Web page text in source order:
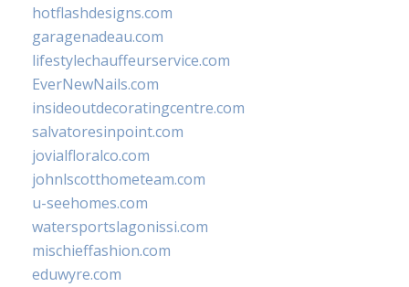
hotflashdesigns.com
garagenadeau.com
lifestylechauffeurservice.com
EverNewNails.com
insideoutdecoratingcentre.com
salvatoresinpoint.com
jovialfloralco.com
johnlscotthometeam.com
u-seehomes.com
watersportslagonissi.com
mischieffashion.com
eduwyre.com